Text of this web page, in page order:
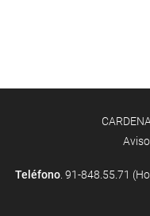
con movilidad reducida
Teléfono. 91-848.55.71